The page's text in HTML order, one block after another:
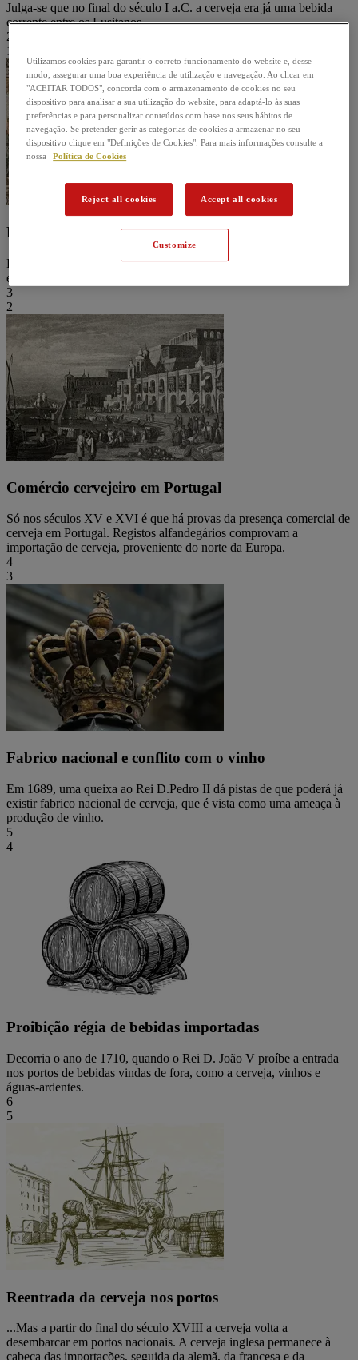
Julga-se que no final do século I a.C. a cerveja era já uma bebida
corrente entre os Lusitanos.
2
1
Produção caseira pós-Império Romano
Findo o império romano e após o século V, a produção de cerveja
era uma atividade caseira, maioritariamente feita por mulheres.
3
2
Comércio cervejeiro em Portugal
Só nos séculos XV e XVI é que há provas da presença comercial de
cerveja em Portugal. Registos alfandegários comprovam a
importação de cerveja, proveniente do norte da Europa.
4
3
Fabrico nacional e conflito com o vinho
Em 1689, uma queixa ao Rei D.Pedro II dá pistas de que poderá já
existir fabrico nacional de cerveja, que é vista como uma ameaça à
produção de vinho.
5
4
Proibição régia de bebidas importadas
Decorria o ano de 1710, quando o Rei D. João V proíbe a entrada
nos portos de bebidas vindas de fora, como a cerveja, vinhos e
águas-ardentes.
6
5
Reentrada da cerveja nos portos
...Mas a partir do final do século XVIII a cerveja volta a
desembarcar em portos nacionais. A cerveja inglesa permanece à
cabeça das importações, seguida da alemã, da francesa e da
Utilizamos cookies para garantir o correto funcionamento do website e, desse
modo, assegurar uma boa experiência de utilização e navegação. Ao clicar em
"ACEITAR TODOS", concorda com o armazenamento de cookies no seu
dispositivo para analisar a sua utilização do website, para adaptá-lo às suas
preferências e para personalizar conteúdos com base nos seus hábitos de
navegação. Se pretender gerir as categorias de cookies a armazenar no seu
dispositivo clique em "Definições de Cookies". Para mais informações consulte a
nossa
Política de Cookies
Reject all cookies Accept all cookies
Customize